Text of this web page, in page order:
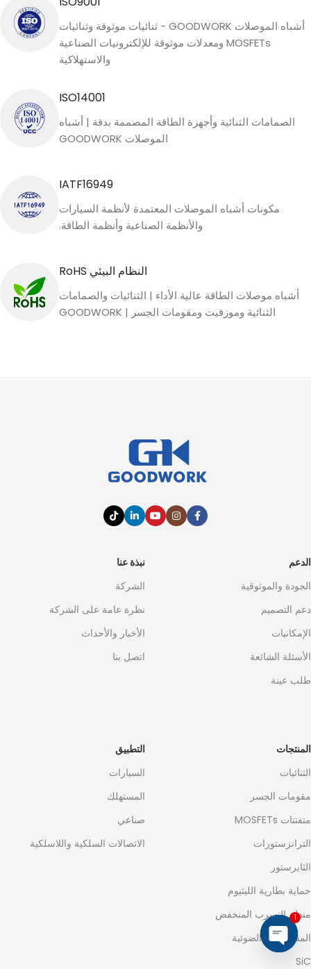
أشباه الموصلات GOODWORK - ثنائيات موثوقة وثنائيات
MOSFETs ومعدلات موثوقة للإلكترونيات الصناعية
والاستهلاكية
ISO14001
الصمامات الثنائية وأجهزة الطاقة المصممة بدقة | أشباه
الموصلات GOODWORK
IATF16949
مكونات أشباه الموصلات المعتمدة لأنظمة السيارات
والأنظمة الصناعية وأنظمة الطاقة.
النظام البيئي RoHS
أشباه موصلات الطاقة عالية الأداء | الثنائيات والصمامات
الثنائية وموزفيت ومقومات الجسر | GOODWORK
نبذة عنا
الشركة
نظرة عامة على الشركة
الأخبار والأحداث
اتصل بنا
الدعم
الجودة والموثوقية
دعم التصميم
الإمكانيات
الأسئلة الشائعة
طلب عينة
التطبيق
السيارات
المستهلك
صناعي
الاتصالات السلكية واللاسلكية
المنتجات
الثنائيات
مقومات الجسر
متفتتات MOSFETs
الترانزستورات
الثايرستور
حماية بطارية الليثيوم
منظم التسرب المنخفض
المقروضات الضوئية
SiC
1